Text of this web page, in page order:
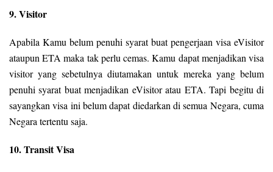
9. Visitor
Apabila Kamu belum penuhi syarat buat pengerjaan visa eVisitor
ataupun ETA maka tak perlu cemas. Kamu dapat menjadikan visa
visitor yang sebetulnya diutamakan untuk mereka yang belum
penuhi syarat buat menjadikan eVisitor atau ETA. Tapi begitu di
sayangkan visa ini belum dapat diedarkan di semua Negara, cuma
Negara tertentu saja.
10. Transit Visa